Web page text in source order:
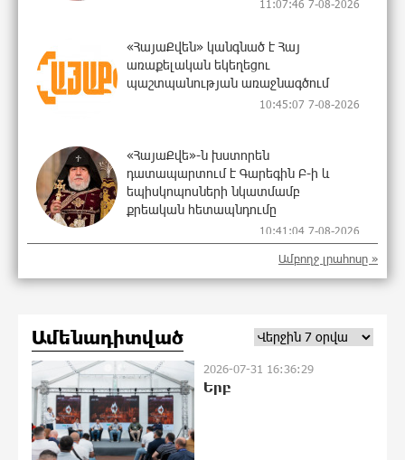
11:07:46 7-08-2026
«ՀայաՔվեն» կանգնած է Հայ
առաքելական եկեղեցու
պաշտպանության առաջնագծում
10:45:07 7-08-2026
«ՀայաՔվե»-ն խստորեն
դատապարտում է Գարեգին Բ-ի և
եպիսկոպոսների նկատմամբ
քրեական հետապնդումը
10:41:04 7-08-2026
փոխգնդապետ, հետախուզական
զորքերի սպա Արսեն Վարդանյանի
ծննդյան տարեդարձն է
Օգոստոսի 7-ին, 10-ին, 11-ին, 12-ին և
13-ին գազ չի լինելու․ հասցեներ
Ամբողջ լրահոսը »
Ամենադիտված
2026-07-31 16:36:29
Երբ